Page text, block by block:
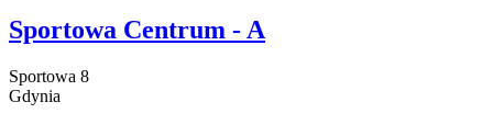
Sportowa Centrum - A
Sportowa 8
Gdynia